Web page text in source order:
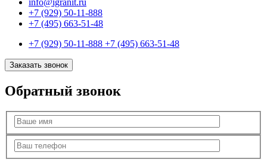
info@igranit.ru
+7 (929) 50-11-888
+7 (495) 663-51-48
+7 (929) 50-11-888 +7 (495) 663-51-48
Заказать звонок
Обратный звонок